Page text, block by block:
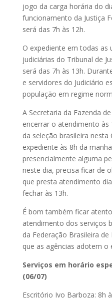
jogo da carga horária do
funcionamento da Justiça
será das 7h às 12h.
O expediente em todas as
judiciárias do Tribunal de
será das 7h às 13h.
e servidores do Judiciário
população em regime
A Secretaria da Fazenda
encerrar o atendimento
da seleção brasileira
expediente às 8h da
presencialmente alguma
neste dia, precisa ficar de
que presta atendimento
fechar às 13h.
É bom também ficar
atendimento dos serviços
da Federação Brasileira
que as agências adotem o
Serviços em horário
(06/07)
Escritório Ivo Barboza: 8h